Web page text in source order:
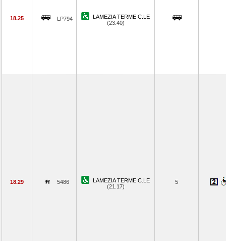
18.25 LP794
LAMEZIA TERME C.LE
(23.40)
18.29 5486
LAMEZIA TERME C.LE
(21.17)
5